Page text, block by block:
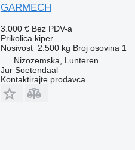
GARMECH
3.000 € Bez PDV-a
Prikolica kiper
Nosivost 2.500 kg Broj osovina 1
Nizozemska, Lunteren
Jur Soetendaal
Kontaktirajte prodavca